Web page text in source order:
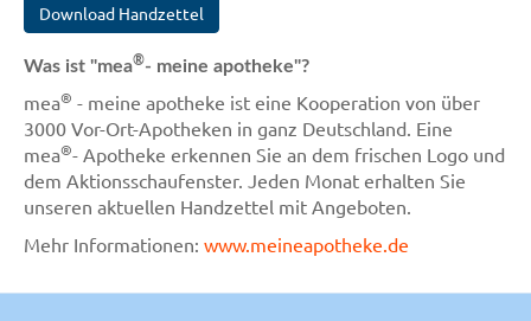
Download Handzettel
Was ist "mea®- meine apotheke"?
mea® - meine apotheke ist eine Kooperation von über
3000 Vor-Ort-Apotheken in ganz Deutschland. Eine
mea®- Apotheke erkennen Sie an dem frischen Logo und
dem Aktionsschaufenster. Jeden Monat erhalten Sie
unseren aktuellen Handzettel mit Angeboten.
Mehr Informationen: www.meineapotheke.de